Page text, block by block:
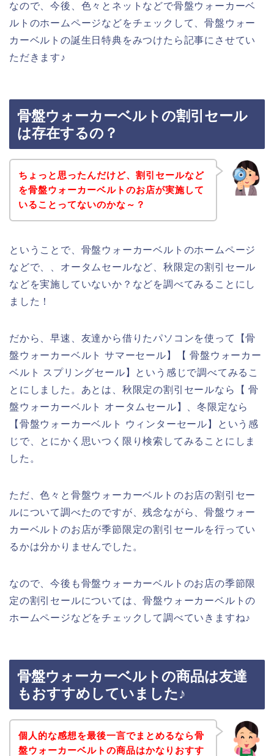
なので、今後、色々とネットなどで骨盤ウォーカーベ
ルトのホームページなどをチェックして、骨盤ウォー
カーベルトの誕生日特典をみつけたら記事にさせてい
ただきます♪
骨盤ウォーカーベルトの割引セール
は存在するの？
ちょっと思ったんだけど、割引セールなど
を骨盤ウォーカーベルトのお店が実施して
いることってないのかな～？
ということで、骨盤ウォーカーベルトのホームページ
などで、、オータムセールなど、秋限定の割引セール
などを実施していないか？などを調べてみることにし
ました！
だから、早速、友達から借りたパソコンを使って【骨
盤ウォーカーベルト サマーセール】【 骨盤ウォーカー
ベルト スプリングセール】という感じで調べてみるこ
とにしました。あとは、秋限定の割引セールなら【 骨
盤ウォーカーベルト オータムセール】、冬限定なら
【骨盤ウォーカーベルト ウィンターセール】という感
じで、とにかく思いつく限り検索してみることにしま
した。
ただ、色々と骨盤ウォーカーベルトのお店の割引セー
ルについて調べたのですが、残念ながら、骨盤ウォー
カーベルトのお店が季節限定の割引セールを行ってい
るかは分かりませんでした。
なので、今後も骨盤ウォーカーベルトのお店の季節限
定の割引セールについては、骨盤ウォーカーベルトの
ホームページなどをチェックして調べていきますね♪
骨盤ウォーカーベルトの商品は友達
もおすすめしていました♪
個人的な感想を最後一言でまとめるなら骨
盤ウォーカーベルトの商品はかなりおすす